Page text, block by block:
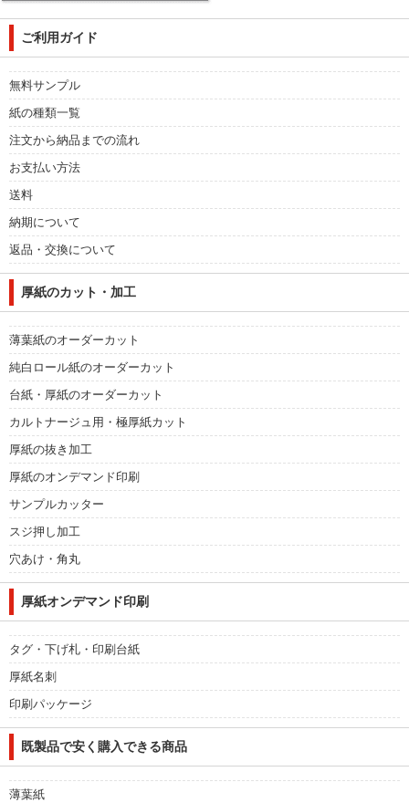
ご利用ガイド
無料サンプル
紙の種類一覧
注文から納品までの流れ
お支払い方法
送料
納期について
返品・交換について
厚紙のカット・加工
薄葉紙のオーダーカット
純白ロール紙のオーダーカット
台紙・厚紙のオーダーカット
カルトナージュ用・極厚紙カット
厚紙の抜き加工
厚紙のオンデマンド印刷
サンプルカッター
スジ押し加工
穴あけ・角丸
厚紙オンデマンド印刷
タグ・下げ札・印刷台紙
厚紙名刺
印刷パッケージ
既製品で安く購入できる商品
薄葉紙